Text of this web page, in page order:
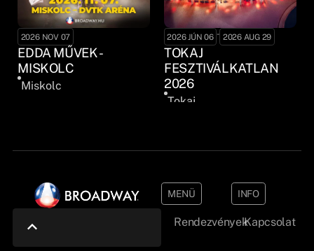
2026 NOV 07
EDDA MŰVEK -
MISKOLC
Miskolc
2026 JÚN 06 - 2026 AUG 29
TOKAJ
FESZTIVÁLKATLAN
2026
Tokaj
MENÜ
Rendezvények
INFO
Kapcsolat